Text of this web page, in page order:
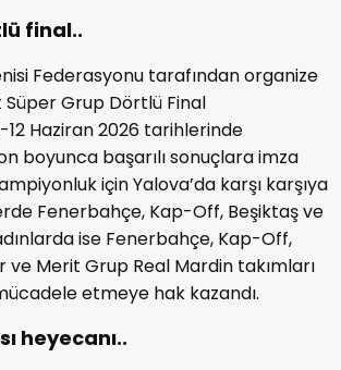
final..
Federasyonu tarafından organize
Süper Grup Dörtlü Final
12 Haziran 2026 tarihlerinde
boyunca başarılı sonuçlara imza
için Yalova’da karşı karşıya
Fenerbahçe, Kap-Off, Beşiktaş ve
ise Fenerbahçe, Kap-Off,
ve Merit Grup Real Mardin takımları
etmeye hak kazandı.
heyecanı..